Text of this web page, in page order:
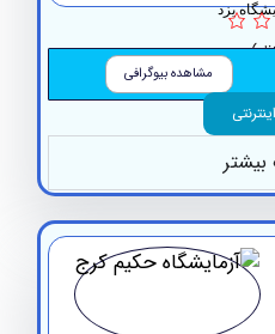
مشاهده بیوگرافی